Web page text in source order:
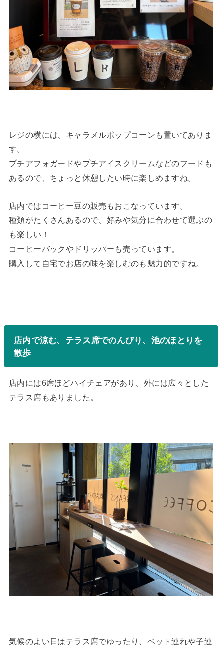
レジの横には、キャラメルポップコーンも置いてありま
す。
プチアフォガードやプチアイスクリームなどのフードも
あるので、ちょっと休憩したい時に楽しめますね。
店内ではコーヒー豆の販売もおこなっています。
種類がたくさんあるので、好みや気分に合わせて選ぶの
も楽しい！
コーヒーバックやドリッパーも売っています。
購入して自宅でお店の味を楽しむのも魅力的ですね。
店内で涼む、テラス席でのんびり、池のほとりを
散歩
店内には6席ほどハイチェアがあり、外には広々とした
テラス席もありました。
気候のよい日はテラス席でゆったり、ペット連れや子連